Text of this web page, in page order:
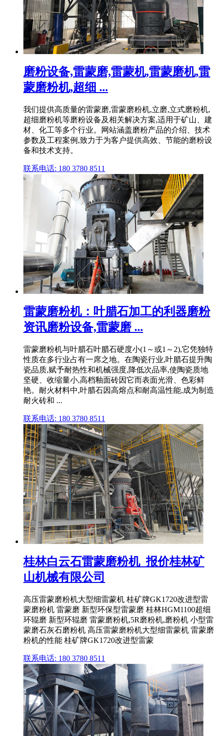
磨粉设备,雷蒙磨,雷蒙机,雷蒙磨机,雷
蒙磨粉机,超细 ...
我们提供高质量的雷蒙磨,雷蒙磨粉机,立磨,立式磨粉机,
超细磨粉机等磨粉设备及相关解决方案,适用于矿山、建
材、化工等多个行业。网站涵盖磨粉产品的介绍、技术
参数及工程案例,致力于为客户提供高效、节能的磨粉设
备和技术支持。
联系电话: 180 3780 8511
雷蒙磨粉机：叶腊石加工的利器磨粉
资讯磨粉设备,雷蒙磨 ...
雷蒙磨粉机与叶腊石叶腊石硬度小(1～或1～2),它凭独特
性质在多行业占有一席之地。在陶瓷行业,叶腊石提升陶
瓷品质,赋予耐热性和机械强度,降低次品率,使陶瓷质地
坚硬、收缩量小,高档釉面砖因它而表面光滑、色彩鲜
艳。耐火材料中,叶腊石因高熔点和耐高温性能,成为制造
耐火砖和 ...
联系电话: 180 3780 8511
桂林白云石雷蒙磨粉机_报价桂林矿
山机械有限公司
高压雷蒙磨粉机大型细雷蒙机 桂矿牌GK1720改进型雷
蒙磨粉机 雷蒙磨 新型环保型雷蒙磨 桂林HGM1100超细
环辊磨 新型环辊磨 雷蒙磨粉机,5R磨粉机,磨粉机 小型雷
蒙磨石灰石磨粉机 高压雷蒙磨粉机大型细雷蒙机 雷蒙磨
粉机的性能 桂矿牌GK1720改进型雷蒙
联系电话: 180 3780 8511